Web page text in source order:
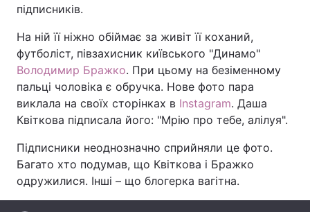
Економіка Світ
Спорт Наука
Техно і зв'язок Лайт
Зброя Інциденти
Здоров'я Туризм
Цікавинки Погода
підписників.
На ній її ніжно обіймає за живіт її коханий,
футболіст, півзахисник київського "Динамо"
Володимир Бражко. При цьому на безіменному
пальці чоловіка є обручка. Нове фото пара
виклала на своїх сторінках в Instagram. Даша
Квіткова підписала його: "Мрію про тебе, алілуя".
Підписники неоднозначно сприйняли це фото.
Багато хто подумав, що Квіткова і Бражко
одружилися. Інші – що блогерка вагітна.